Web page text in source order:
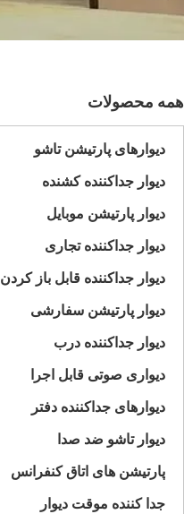
همه محصولات
دیوارهای پارتیشن تاشو
دیوار جداکننده کشنده
دیوار پارتیشن موبایل
دیوار جداکننده تجاری
دیوار جداکننده قابل باز کردن
دیوار پارتیشن سفارشی
دیوار جداکننده درب
دیواری صوتی قابل اجرا
دیوارهای جداکننده دفتر
دیوار تاشو ضد صدا
پارتیشن های اتاق کنفرانس
جدا کننده موقت دیوار